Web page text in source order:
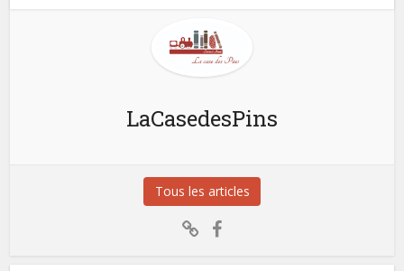
LaCasedesPins
Tous les articles